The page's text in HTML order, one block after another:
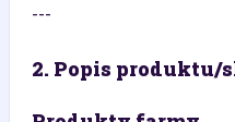
---
2. Popis produktu/